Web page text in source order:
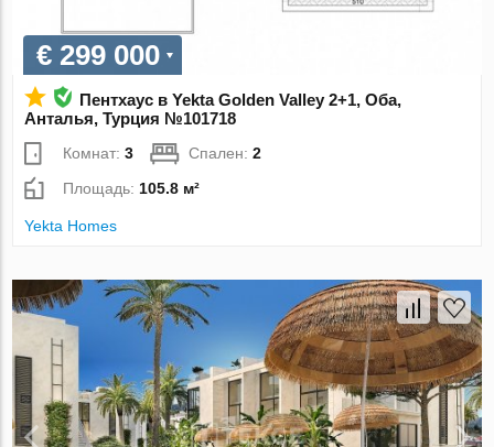
€ 299 000
Пентхаус в Yekta Golden Valley 2+1, Оба,
Анталья, Турция №101718
Комнат:3 Спален:2
Площадь: 105.8 м²
Yekta Homes